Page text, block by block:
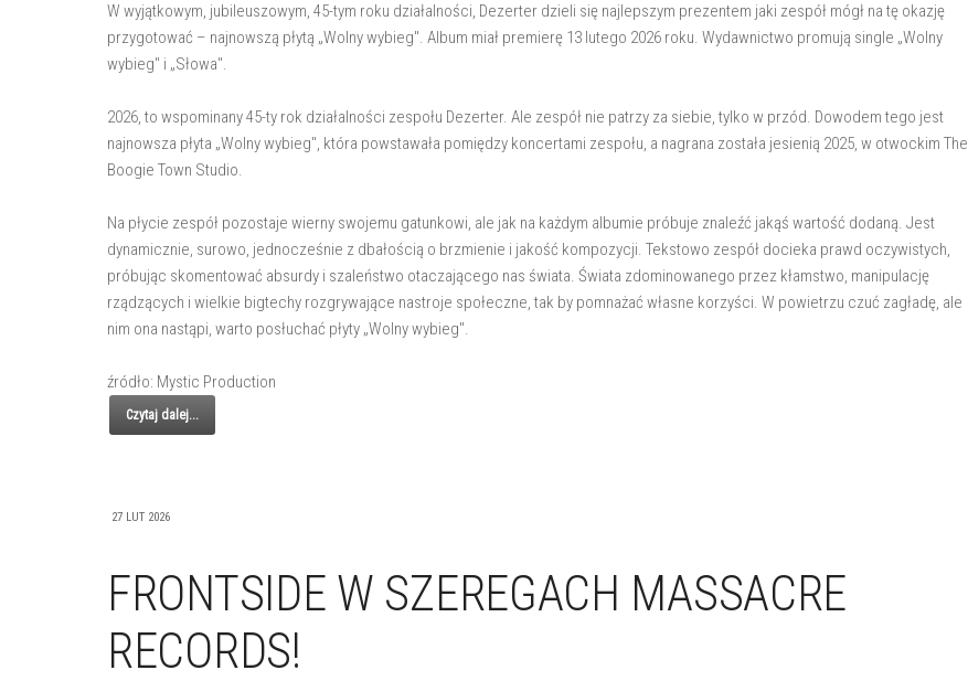
W wyjątkowym, jubileuszowym, 45-tym roku działalności, Dezerter dzieli się najlepszym prezentem jaki zespół mógł na tę okazję
przygotować – najnowszą płytą „Wolny wybieg". Album miał premierę 13 lutego 2026 roku. Wydawnictwo promują single „Wolny
wybieg" i „Słowa".
2026, to wspominany 45-ty rok działalności zespołu Dezerter. Ale zespół nie patrzy za siebie, tylko w przód. Dowodem tego jest
najnowsza płyta „Wolny wybieg", która powstawała pomiędzy koncertami zespołu, a nagrana została jesienią 2025, w otwockim The
Boogie Town Studio.
Na płycie zespół pozostaje wierny swojemu gatunkowi, ale jak na każdym albumie próbuje znaleźć jakąś wartość dodaną. Jest
dynamicznie, surowo, jednocześnie z dbałością o brzmienie i jakość kompozycji. Tekstowo zespół docieka prawd oczywistych,
próbując skomentować absurdy i szaleństwo otaczającego nas świata. Świata zdominowanego przez kłamstwo, manipulację
rządzących i wielkie bigtechy rozgrywające nastroje społeczne, tak by pomnażać własne korzyści. W powietrzu czuć zagładę, ale
nim ona nastąpi, warto posłuchać płyty „Wolny wybieg".
źródło: Mystic Production
Czytaj dalej...
27 LUT 2026
FRONTSIDE W SZEREGACH MASSACRE
RECORDS!